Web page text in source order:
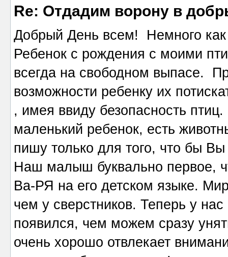
Re: Отдадим ворону в
Добрый День всем! Немного
Ребенок с рождения с моими
всегда на свободном выпасе.
возможности ребенку их
, имея ввиду безопасность
маленький ребенок, есть
пишу только для того, что бы
Наш малыш буквально первое,
Ва-РЯ на его детском языке.
чем у сверстников. Теперь у
появился, чем можем сразу
очень хорошо отвлекает